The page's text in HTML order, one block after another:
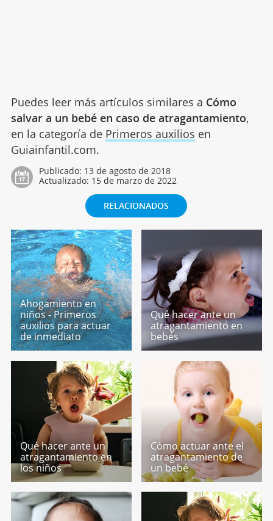
Puedes leer más artículos similares a Cómo
salvar a un bebé en caso de atragantamiento,
en la categoría de Primeros auxilios en
Guiainfantil.com.
Publicado: 13 de agosto de 2018
Actualizado: 15 de marzo de 2022
RELACIONADOS
Ahogamiento en
niños - Primeros
auxilios para actuar
de inmediato
Qué hacer ante un
atragantamiento en
bebés
Qué hacer ante un
atragantamiento en
los niños
Cómo actuar ante el
atragantamiento de
un bebé